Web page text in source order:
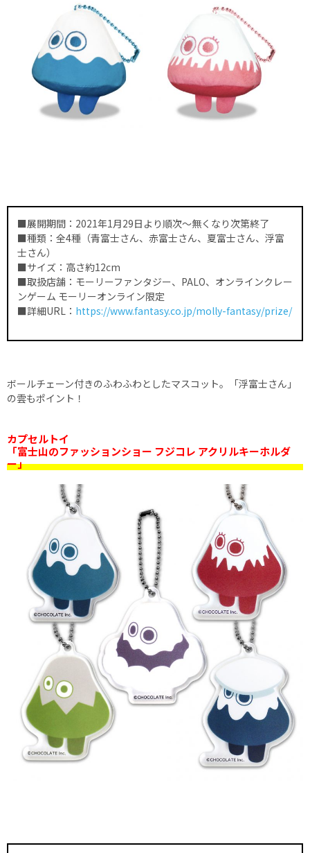
■展開期間：2021年1月29日より順次〜無くなり次第終了
■種類：全4種（青富士さん、赤富士さん、夏富士さん、浮富
士さん）
■サイズ：高さ約12cm
■取扱店舗：モーリーファンタジー、PALO、オンラインクレー
ンゲーム モーリーオンライン限定
■詳細URL： https://www.fantasy.co.jp/molly-fantasy/prize/
ボールチェーン付きのふわふわとしたマスコット。「浮富士さん」
の雲もポイント！
カプセルトイ
「富士山のファッションショー フジコレ アクリルキーホルダ
ー」